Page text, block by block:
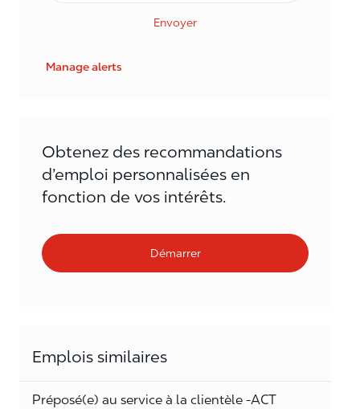
Envoyer
Manage alerts
Obtenez des recommandations
d’emploi personnalisées en
fonction de vos intérêts.
Démarrer
Emplois similaires
Préposé(e) au service à la clientèle -ACT